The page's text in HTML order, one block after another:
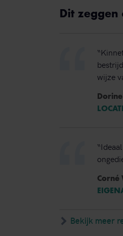
Dit
wijze
Corné
Bekijk meer